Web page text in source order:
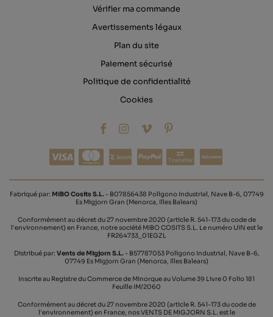
Vérifier ma commande
Avertissements légaux
Plan du site
Paiement sécurisé
Politique de confidentialité
Cookies
Transfer
Fabriqué par: MIBO Cosits S.L.- B07856438 Polígono Industrial, Nave B-6, 07749
Es Migjorn Gran (Menorca, Illes Balears)
Conformément au décret du 27 novembre 2020 (article R. 541-173 du code de
l'environnement) en France, notre société MIBO COSITS S.L. Le numéro UIN est le
FR264733_01EGZL
Distribué par: Vents de Migjorn S.L.- B57787053 Polígono Industrial, Nave B-6,
07749 Es Migjorn Gran (Menorca, Illes Balears)
Inscrite au Registre du Commerce de Minorque au Volume 39 Livre 0 Folio 181
Feuille IM/2060
Conformément au décret du 27 novembre 2020 (article R. 541-173 du code de
l'environnement) en France, nos VENTS DE MIGJORN S.L. est le